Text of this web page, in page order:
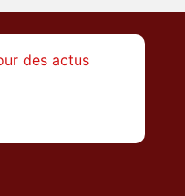
des actus